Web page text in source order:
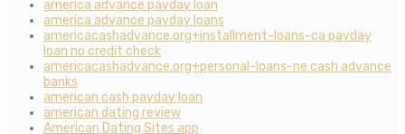
america advance payday loan
america advance payday loans
americacashadvance.org+installment-loans-ca payday
loan no credit check
americacashadvance.org+personal-loans-ne cash advance
banks
american cash payday loan
american dating review
American Dating Sites app